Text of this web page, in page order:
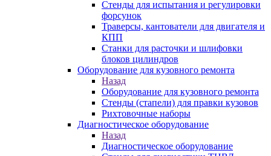
Стенды для испытания и регулировки
форсунок
Траверсы, кантователи для двигателя и
КПП
Станки для расточки и шлифовки
блоков цилиндров
Оборудование для кузовного ремонта
Назад
Оборудование для кузовного ремонта
Стенды (стапели) для правки кузовов
Рихтовочные наборы
Диагностическое оборудование
Назад
Диагностическое оборудование